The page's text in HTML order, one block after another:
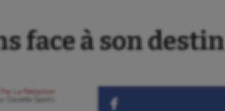
face à son destin
Par
La Rédaction
Gazette Sports